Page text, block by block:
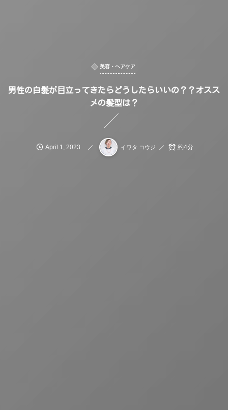
美容・ヘアケア
男性の白髪が目立ってきたらどうしたらいいの？？オスス
メの髪型は？
April 1 2023 イワタ コウジ 約4分